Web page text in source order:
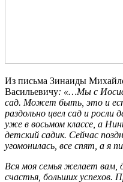
Из письма Зинаиды
Васильевичу: «…Мы с
сад. Может быть, это и
раздольно цвел сад и
уже в восьмом классе, а
детский садик. Сейчас
угомонилась, все спят, а я
Вся моя семья желает вам,
счастья, больших успехов.